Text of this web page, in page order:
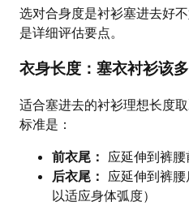
选对合身度是衬衫塞进去好
是详细评估要点。
衣身长度：塞衣衬衫该
适合塞进去的衬衫理想长度
标准是：
前衣尾： 应延伸到裤
后衣尾： 应延伸到裤
以适应身体弧度）